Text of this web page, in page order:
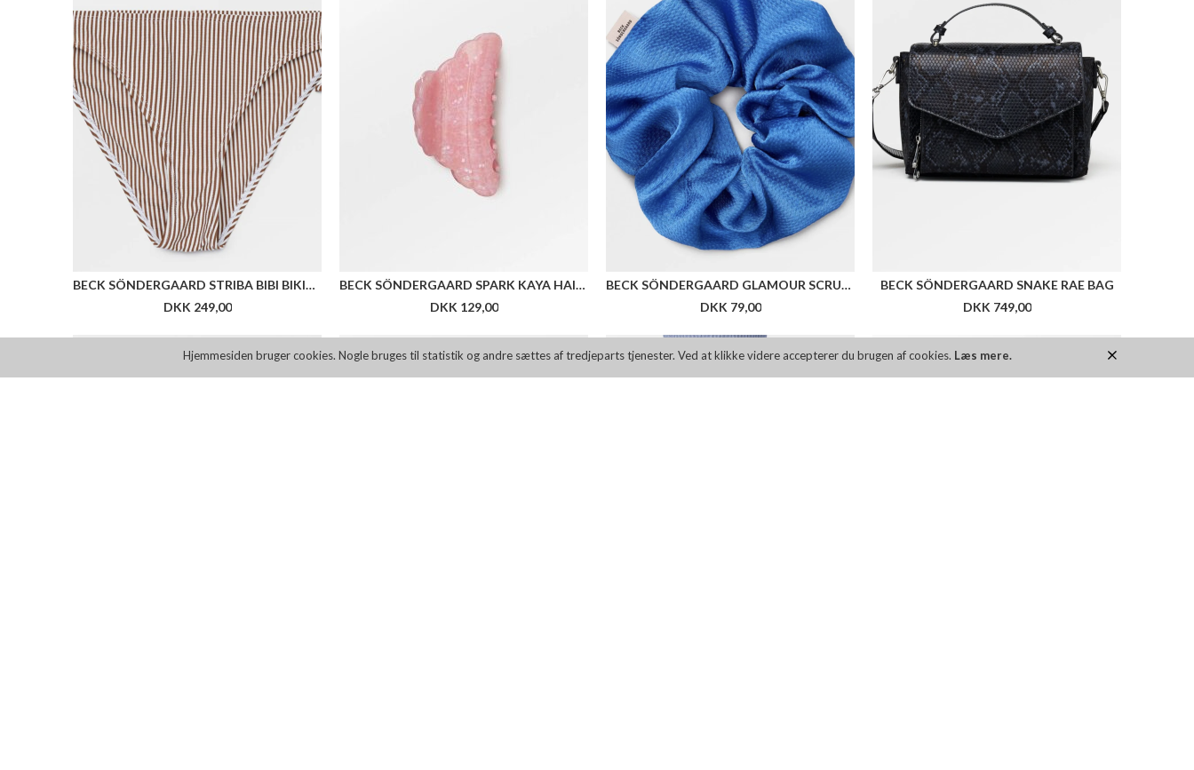
Hjemmesiden bruger cookies. Nogle bruges til statistik og andre sættes af tredjeparts tjenester. Ved at klikke videre accepterer du brugen af cookies. Læs mere.
BECK SÖNDERGAARD STRIBA BIBI BIKINI BRIEFS
DKK 249,00
BECK SÖNDERGAARD SPARK KAYA HAIR CLAW
DKK 129,00
BECK SÖNDERGAARD GLAMOUR SCRUNCHIE
DKK 79,00
BECK SÖNDERGAARD SNAKE RAE BAG
DKK 749,00
Flere farver